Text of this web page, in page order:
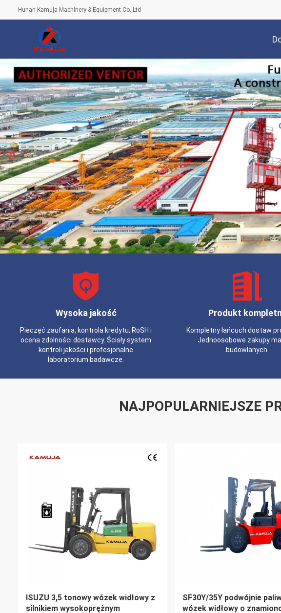
Hunan Kamuja Machinery & Equipment Co.,Ltd
Wysoka jakość
Pieczęć zaufania, kontrola kredytu, RoSH i
ocena zdolności dostawcy. Ścisły system
kontroli jakości i profesjonalne
laboratorium badawcze.
Produkt
Kompletny łańcuch dostaw
Jednoosobowe zakupy
budowlanych.
NAJPOPULARNIEJSZE
ISUZU 3,5 tonowy wózek widłowy z
silnikiem wysokoprężnym
SF30Y/35Y podwójnie
wózek widłowy o